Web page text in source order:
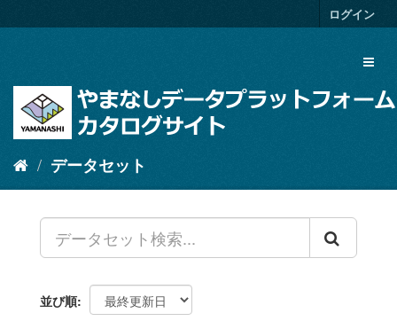
キ
ログイン
データセット
並び順